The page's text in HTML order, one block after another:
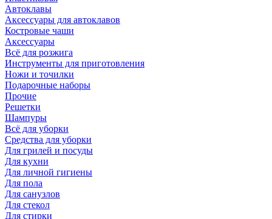
Автоклавы
Аксессуары для автоклавов
Костровые чаши
Аксессуары
Всё для розжига
Инструменты для приготовления
Ножи и точилки
Подарочные наборы
Прочие
Решетки
Шампуры
Всё для уборки
Средства для уборки
Для грилей и посуды
Для кухни
Для личной гигиены
Для пола
Для санузлов
Для стекол
Для стирки